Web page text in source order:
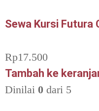
Sewa Kursi Futura
Rp17.500
Tambah ke
Dinilai 0 dari 5